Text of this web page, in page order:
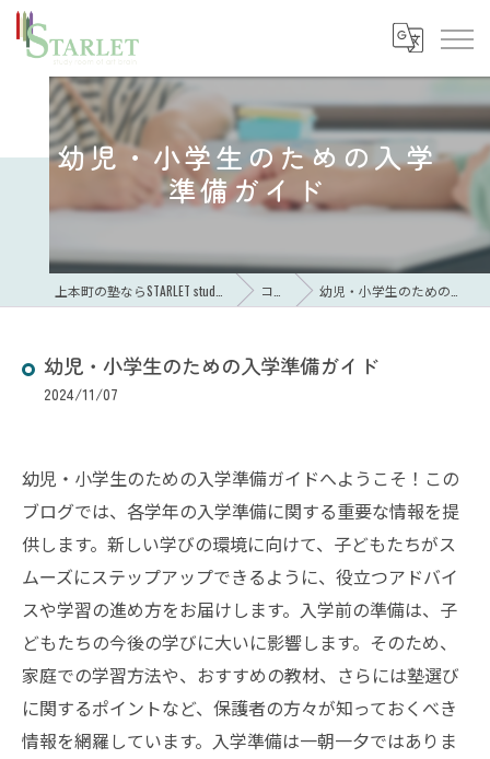
幼児・小学生のための入学
準備ガイド
コラム 幼児・小学生のための入学準備ガイド
幼児・小学生のための入学準備ガイド
2024/11/07
幼児・小学生のための入学準備ガイドへようこそ！この
ブログでは、各学年の入学準備に関する重要な情報を提
供します。新しい学びの環境に向けて、子どもたちがス
ムーズにステップアップできるように、役立つアドバイ
スや学習の進め方をお届けします。入学前の準備は、子
どもたちの今後の学びに大いに影響します。そのため、
家庭での学習方法や、おすすめの教材、さらには塾選び
に関するポイントなど、保護者の方々が知っておくべき
情報を網羅しています。入学準備は一朝一夕ではありま